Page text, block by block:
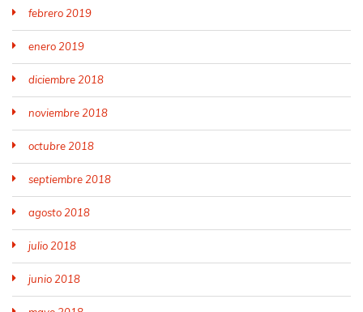
febrero 2019
enero 2019
diciembre 2018
noviembre 2018
octubre 2018
septiembre 2018
agosto 2018
julio 2018
junio 2018